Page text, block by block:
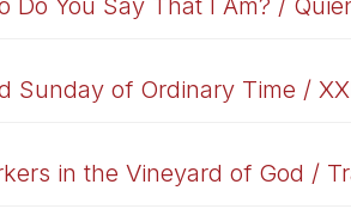
Do You Say That I Am? /
Sunday of Ordinary Time /
in the Vineyard of God /